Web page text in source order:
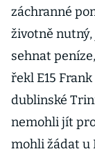
záchranné
životně
sehnat
řekl E15
dublinské
nemohli jít
mohli žádat u